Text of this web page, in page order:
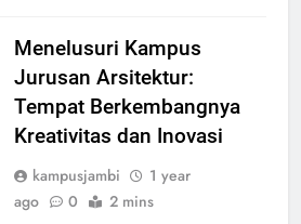
Menelusuri Kampus
Jurusan Arsitektur:
Tempat Berkembangnya
Kreativitas dan Inovasi
kampusjambi
1 year
ago
0 2 mins